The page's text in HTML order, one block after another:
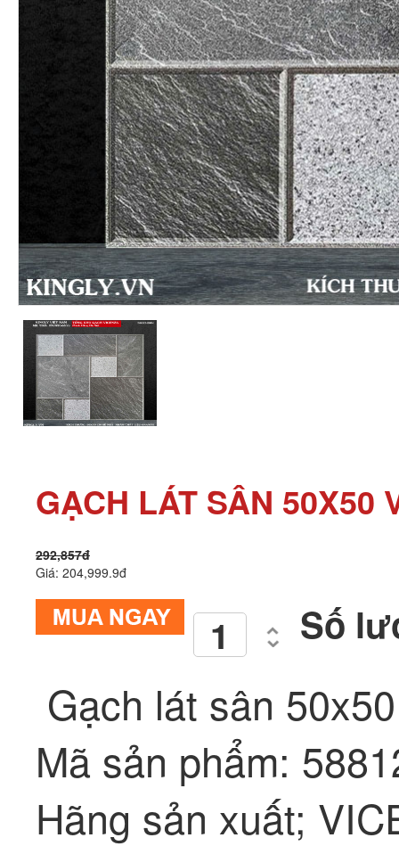
GẠCH LÁT SÂN 50X50
292,857đ
Giá: 204,999.9đ
Số
Gạch lát sân
Mã sản phẩm:
Hãng sản xuất;